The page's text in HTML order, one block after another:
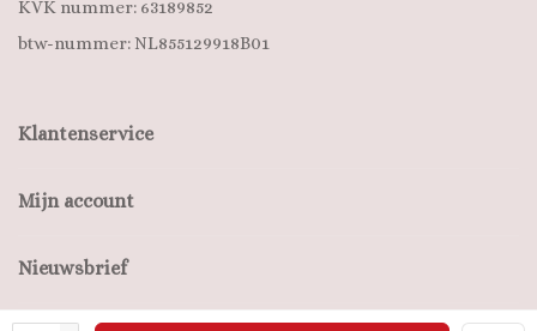
KVK nummer: 63189852
btw-nummer: NL855129918B01
Klantenservice
Mijn account
Nieuwsbrief